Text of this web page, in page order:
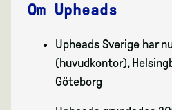
Om Upheads
Upheads Sverige har
(huvudkontor),
Göteborg